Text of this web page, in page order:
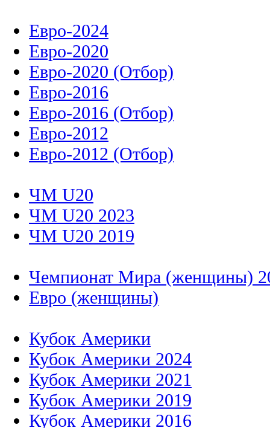
Евро-2024
Евро-2020
Евро-2020 (Отбор)
Евро-2016
Евро-2016 (Отбор)
Евро-2012
Евро-2012 (Отбор)
ЧМ U20
ЧМ U20 2023
ЧМ U20 2019
Чемпионат Мира (женщины)
Евро (женщины)
Кубок Америки
Кубок Америки 2024
Кубок Америки 2021
Кубок Америки 2019
Кубок Америки 2016